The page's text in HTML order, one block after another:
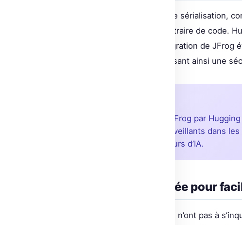
Les failles de certains formats de sérialisation,
risques majeurs d’exécution arbitraire de code.
contrer ce problème, mais l’intégration de JFrog
exploitations possibles, garantissant ainsi une
L’intégration du scanner de JFrog par
efficacement les usages malveillants dans
communauté des développeurs d’IA.
La sécurité automatisée pour
Les utilisateurs de Hugging Face n’ont pas à